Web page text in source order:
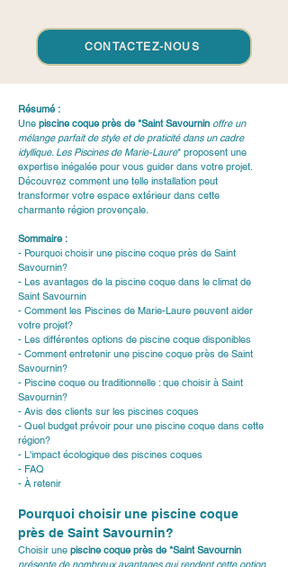
CONTACTEZ-NOUS
Résumé :
Une piscine coque près de *Saint Savournin offre un
mélange parfait de style et de praticité dans un cadre
idyllique. Les Piscines de Marie-Laure* proposent une
expertise inégalée pour vous guider dans votre projet.
Découvrez comment une telle installation peut
transformer votre espace extérieur dans cette
charmante région provençale.
Sommaire :
- Pourquoi choisir une piscine coque près de Saint
Savournin?
- Les avantages de la piscine coque dans le climat de
Saint Savournin
- Comment les Piscines de Marie-Laure peuvent aider
votre projet?
- Les différentes options de piscine coque disponibles
- Comment entretenir une piscine coque près de Saint
Savournin?
- Piscine coque ou traditionnelle : que choisir à Saint
Savournin?
- Avis des clients sur les piscines coques
- Quel budget prévoir pour une piscine coque dans cette
région?
- L'impact écologique des piscines coques
- FAQ
- À retenir
Pourquoi choisir une piscine coque
près de Saint Savournin?
Choisir une piscine coque près de *Saint Savournin
présente de nombreux avantages qui rendent cette option